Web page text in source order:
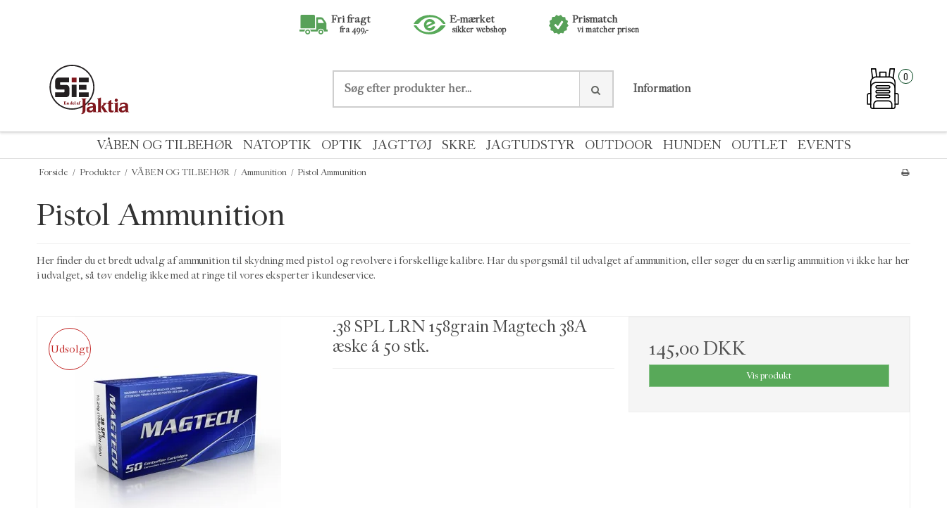
Fri fragt
fra 499,-
E-mærket
sikker webshop
Prismatch
vi matcher prisen
Information
0
VÅBEN OG TILBEHØR NATOPTIK OPTIK JAGTTØJ SKRE JAGTUDSTYR OUTDOOR HUNDEN OUTLET EVENTS
Forside / Produkter / VÅBEN OG TILBEHØR / Ammunition / Pistol Ammunition
Pistol Ammunition
Her finder du et bredt udvalg af ammunition til skydning med pistol og revolvere i forskellige kalibre. Har du spørgsmål til udvalget af ammunition, eller søger du en særlig ammuition vi ikke har her
i udvalget, så tøv endelig ikke med at ringe til vores eksperter i kundeservice.
Udsolgt
.38 SPL LRN 158grain Magtech 38A
æske á 50 stk.
145,00 DKK
Vis produkt